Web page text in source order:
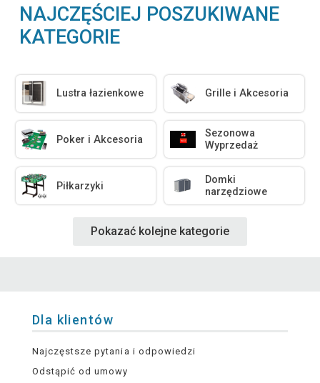
NAJCZĘŚCIEJ POSZUKIWANE
KATEGORIE
Lustra łazienkowe Grille i Akcesoria
Poker i Akcesoria
Sezonowa
Wyprzedaż
Piłkarzyki
Domki
narzędziowe
Pokazać kolejne kategorie
Dla klientów
Najczęstsze pytania i odpowiedzi
Odstąpić od umowy